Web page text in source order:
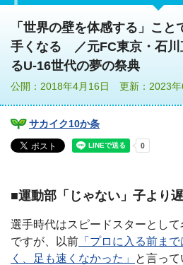
「世界の壁を体感する」こ
手くなる ／元FC東京・石川
るU-16世代の夢の祭典
公開：2018年4月16日 更新：2023年
サカイク10か条
■運動部「じゃない」子より
選手時代はスピードスターとし
ですが、以前 「プロに入る前ま
く、足も速くなかった」
と言っ